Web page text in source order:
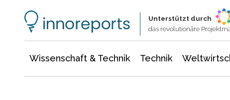
Unterstützt durch
das revolutionäre
Wissenschaft & Technik Technik